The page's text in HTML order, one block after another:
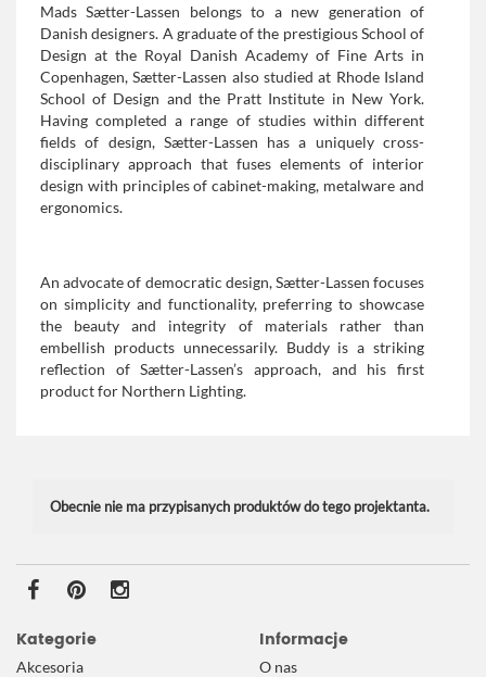
Mads Sætter-Lassen belongs to a new generation of
Danish designers. A graduate of the prestigious School of
Design at the Royal Danish Academy of Fine Arts in
Copenhagen, Sætter-Lassen also studied at Rhode Island
School of Design and the Pratt Institute in New York.
Having completed a range of studies within different
fields of design, Sætter-Lassen has a uniquely cross-
disciplinary approach that fuses elements of interior
design with principles of cabinet-making, metalware and
ergonomics.
An advocate of democratic design, Sætter-Lassen focuses
on simplicity and functionality, preferring to showcase
the beauty and integrity of materials rather than
embellish products unnecessarily. Buddy is a striking
reflection of Sætter-Lassen’s approach, and his first
product for Northern Lighting.
Obecnie nie ma przypisanych produktów do tego projektanta.
Kategorie
Akcesoria
Informacje
O nas